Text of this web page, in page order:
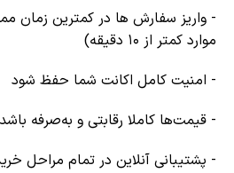
- واریز سفارش ها در کمترین زمان
موارد کمتر از ۱۰ دقیقه)
- امنیت کامل اکانت شما حفظ شود
- قیمت‌ها کاملا رقابتی و به‌صرفه باشد
- پشتیبانی آنلاین در تمام مراحل